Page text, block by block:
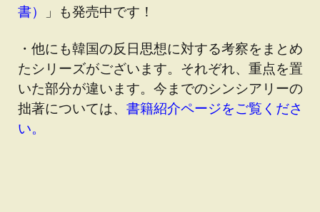
書）
」も発売中です！
・他にも韓国の反日思想に対する考察をまとめ
たシリーズがございます。それぞれ、重点を置
いた部分が違います。今までのシンシアリーの
拙著については、 書籍紹介ページをご覧くださ
い。